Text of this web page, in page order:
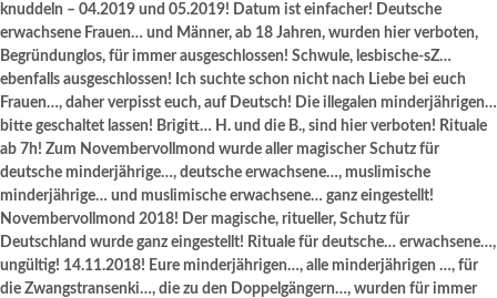
knuddeln – 04.2019 und 05.2019! Datum ist einfacher! Deutsche
erwachsene Frauen… und Männer, ab 18 Jahren, wurden hier verboten,
Begründunglos, für immer ausgeschlossen! Schwule, lesbische-sZ…
ebenfalls ausgeschlossen! Ich suchte schon nicht nach Liebe bei euch
Frauen…, daher verpisst euch, auf Deutsch! Die illegalen minderjährigen…
bitte geschaltet lassen! Brigitt… H. und die B., sind hier verboten! Rituale
ab 7h! Zum Novembervollmond wurde aller magischer Schutz für
deutsche minderjährige…, deutsche erwachsene…, muslimische
minderjährige… und muslimische erwachsene… ganz eingestellt!
Novembervollmond 2018! Der magische, ritueller, Schutz für
Deutschland wurde ganz eingestellt! Rituale für deutsche… erwachsene…,
ungültig! 14.11.2018! Eure minderjährigen…, alle minderjährigen …, für
die Zwangstransenki…, die zu den Doppelgängern…, wurden für immer